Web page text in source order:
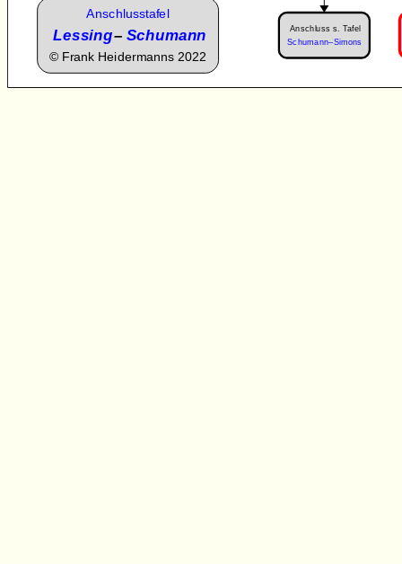
Anschlusstafel
Lessing– Schumann
© Frank Heidermanns 2022
Anschluss s. Tafel
Schumann–Simons